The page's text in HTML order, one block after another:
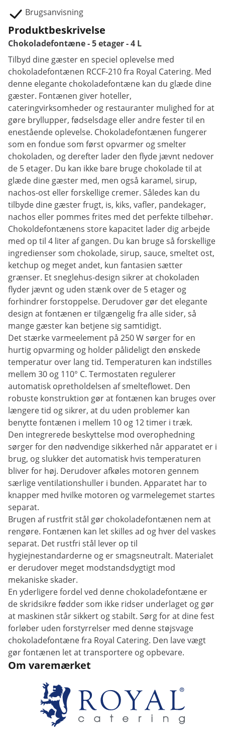
Brugsanvisning
Produktbeskrivelse
Chokoladefontæne - 5 etager - 4 L
Tilbyd dine gæster en speciel oplevelse med
chokoladefontænen RCCF-210 fra Royal Catering. Med
denne elegante chokoladefontæne kan du glæde dine
gæster. Fontænen giver hoteller,
cateringvirksomheder og restauranter mulighed for at
gøre bryllupper, fødselsdage eller andre fester til en
enestående oplevelse. Chokoladefontænen fungerer
som en fondue som først opvarmer og smelter
chokoladen, og derefter lader den flyde jævnt nedover
de 5 etager. Du kan ikke bare bruge chokolade til at
glæde dine gæster med, men også karamel, sirup,
nachos-ost eller forskellige cremer. Således kan du
tilbyde dine gæster frugt, is, kiks, vafler, pandekager,
nachos eller pommes frites med det perfekte tilbehør.
Chokoldefontænens store kapacitet lader dig arbejde
med op til 4 liter af gangen. Du kan bruge så forskellige
ingredienser som chokolade, sirup, sauce, smeltet ost,
ketchup og meget andet, kun fantasien sætter
grænser. Et sneglehus-design sikrer at chokoladen
flyder jævnt og uden stænk over de 5 etager og
forhindrer forstoppelse. Derudover gør det elegante
design at fontænen er tilgængelig fra alle sider, så
mange gæster kan betjene sig samtidigt.
Det stærke varmeelement på 250 W sørger for en
hurtig opvarming og holder pålideligt den ønskede
temperatur over lang tid. Temperaturen kan indstilles
mellem 30 og 110° C. Termostaten regulerer
automatisk opretholdelsen af smelteflowet. Den
robuste konstruktion gør at fontænen kan bruges over
længere tid og sikrer, at du uden problemer kan
benytte fontænen i mellem 10 og 12 timer i træk.
Den integrerede beskyttelse mod overophedning
sørger for den nødvendige sikkerhed når apparatet er i
brug, og slukker det automatisk hvis temperaturen
bliver for høj. Derudover afkøles ​​motoren gennem
særlige ventilationshuller i bunden. Apparatet har to
knapper med hvilke motoren og varmelegemet startes
separat.
Brugen af ​​rustfrit stål gør chokoladefontænen nem at
rengøre. Fontænen kan let skilles ad og hver del vaskes
separat. Det rustfri stål lever op til
hygiejnestandarderne og er smagsneutralt. Materialet
er derudover meget modstandsdygtigt mod
mekaniske skader.
En yderligere fordel ved denne chokoladefontæne er
de skridsikre fødder som ikke ridser underlaget og gør
at maskinen står sikkert og stabilt. Sørg for at dine fest
forløber uden forstyrrelser med denne støjsvage
chokoladefontæne fra Royal Catering. Den lave vægt
gør fontænen let at transportere og opbevare.
Om varemærket